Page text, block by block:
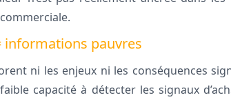
informations pauvres
ni les enjeux ni les conséquences
capacité à détecter les signaux